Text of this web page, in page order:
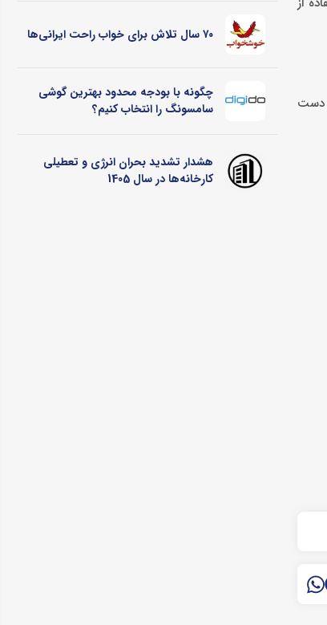
دست
۷۰ سال تلاش برای خواب راحت ایرانی‌ها
چگونه با بودجه محدود بهترین گوشی
سامسونگ را انتخاب کنیم؟
هشدار تشدید بحران انرژی و تعطیلی
کارخانه‌ها در سال 1405